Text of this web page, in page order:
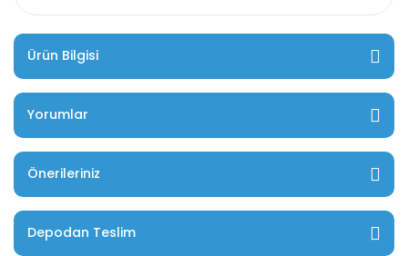
Ürün Bilgisi
Yorumlar
Önerileriniz
Depodan Teslim